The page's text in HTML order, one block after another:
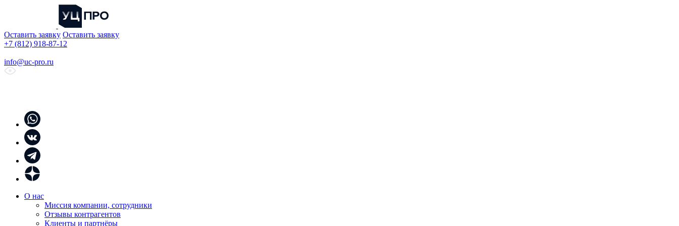
Оставить заявку Оставить заявку
+7 (812) 918-87-12
info@uc-pro.ru
О нас
Миссия компании, сотрудники
Отзывы контрагентов
Клиенты и партнёры